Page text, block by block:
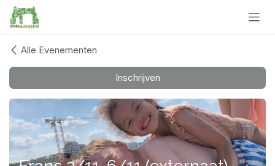
Overslaan naar inhoud
Alle Evenementen
Inschrijven